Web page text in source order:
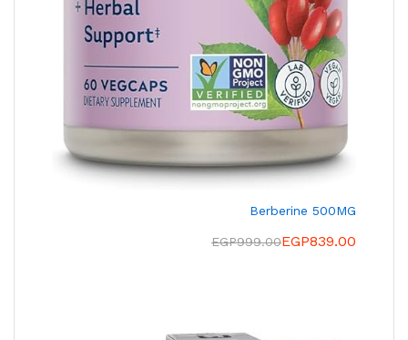
Berberine 500MG
EGP839.00
EGP999.00